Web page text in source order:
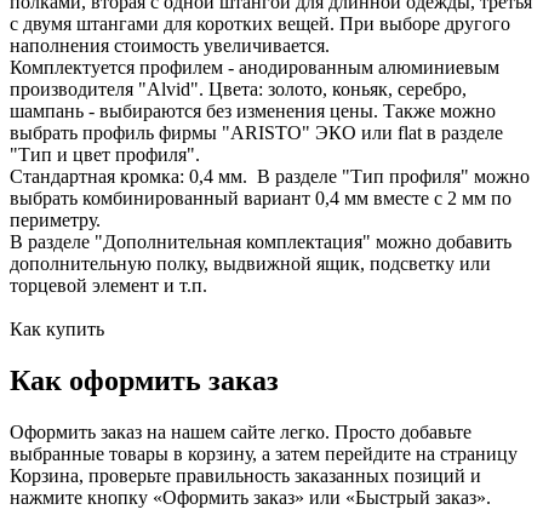
с двумя штангами для коротких вещей. При выборе другого
наполнения стоимость увеличивается.
Комплектуется профилем - анодированным алюминиевым
производителя "Alvid". Цвета: золото, коньяк, серебро,
шампань - выбираются без изменения цены. Также можно
выбрать профиль фирмы "ARISTO" ЭКО или flat в разделе
"Тип и цвет профиля".
Стандартная кромка: 0,4 мм. В разделе "Тип профиля" можно
выбрать комбинированный вариант 0,4 мм вместе с 2 мм по
периметру.
В разделе "Дополнительная комплектация" можно добавить
дополнительную полку, выдвижной ящик, подсветку или
торцевой элемент и т.п.
Как купить
Как оформить заказ
Оформить заказ на нашем сайте легко. Просто добавьте
выбранные товары в корзину, а затем перейдите на страницу
Корзина, проверьте правильность заказанных позиций и
нажмите кнопку «Оформить заказ» или «Быстрый заказ».